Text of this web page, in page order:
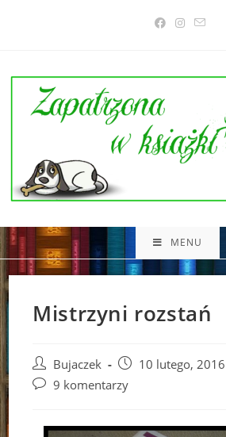
MENU
Mistrzyni rozstań
Post
author:
Bujaczek
Post
published:
10 lutego, 2016
Post9 komentarzy